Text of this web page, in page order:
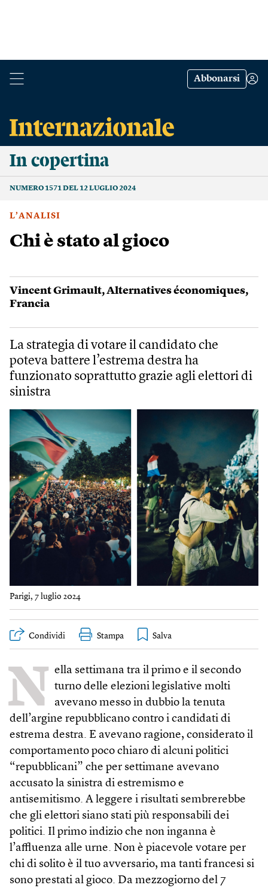
Abbonarsi
In copertina
NUMERO 1571 DEL 12 LUGLIO 2024
L’ANALISI
Chi è stato al gioco
Vincent Grimault,Alternatives économiques,
Francia
La strategia di votare il candidato che
poteva battere l’estrema destra ha
funzionato soprattutto grazie agli elettori di
sinistra
Parigi, 7 luglio 2024
Condividi Stampa
N ella settimana tra il primo e il secondo
turno delle elezioni legislative molti
avevano messo in dubbio la tenuta
dell’argine repubblicano contro i candidati di
estrema destra. E avevano ragione, considerato il
comportamento poco chiaro di alcuni politici
“repubblicani” che per settimane avevano
accusato la sinistra di estremismo e
antisemitismo. A leggere i risultati sembrerebbe
che gli elettori siano stati più responsabili dei
politici. Il primo indizio che non inganna è
l’affluenza alle urne. Non è piacevole votare per
chi di solito è il tuo avversario, ma tanti francesi si
sono prestati al gioco. Da mezzogiorno del 7